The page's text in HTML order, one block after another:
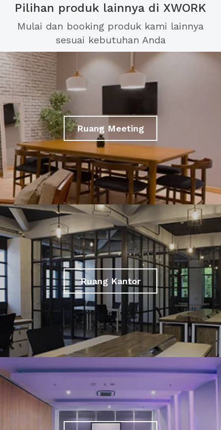
Pilihan produk lainnya di XWORK
Mulai dan booking produk kami lainnya
sesuai kebutuhan Anda
Ruang Meeting
Ruang Kantor